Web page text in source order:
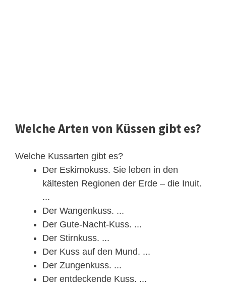
Welche Arten von Küssen gibt es?
Welche Kussarten gibt es?
Der Eskimokuss. Sie leben in den
kältesten Regionen der Erde – die Inuit.
...
Der Wangenkuss. ...
Der Gute-Nacht-Kuss. ...
Der Stirnkuss. ...
Der Kuss auf den Mund. ...
Der Zungenkuss. ...
Der entdeckende Kuss. ...